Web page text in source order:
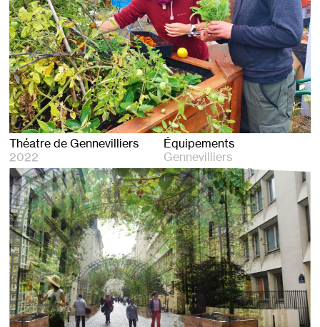
Théatre de Gennevilliers
2022
Équipements
Gennevilliers